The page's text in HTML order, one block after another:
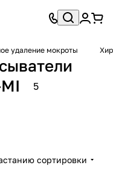
удаление мокроты
5
сортировки